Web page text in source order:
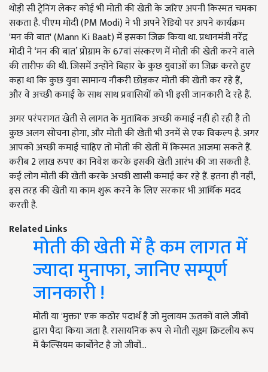
थोड़ी सी ट्रेनिंग लेकर कोई भी मोती की खेती के जरिए अपनी किस्मत चमका
सकता है. पीएम मोदी (PM Modi) ने भी अपने रेडियो पर अपने कार्यक्रम
'मन की बात' (Mann Ki Baat) में इसका जिक्र किया था. प्रधानमंत्री नरेंद्र
मोदी ने ‘मन की बात’ प्रोग्राम के 67वां संस्करण में मोती की खेती करने वाले
की तारीफ की थी. जिसमें उन्होंने बिहार के कुछ युवाओं का जिक्र करते हुए
कहा था कि कुछ युवा सामान्य नौकरी छोड़कर मोती की खेती कर रहे हैं,
और वे अच्छी कमाई के साथ साथ प्रवासियों को भी इसी जानकारी दे रहे हैं.
अगर परंपरागत खेती से लागत के मुताबिक अच्छी कमाई नहीं हो रही है तो
कुछ अलग सोचना होगा, और मोती की खेती भी उनमें से एक विकल्प है. अगर
आपको अच्छी कमाई चाहिए तो मोती की खेती में किस्मत आजमा सकते हैं.
करीब 2 लाख रुपए का निवेश करके इसकी खेती आरंभ की जा सकती है.
कई लोग मोती की खेती करके अच्छी खासी कमाई कर रहे हैं. इतना ही नहीं,
इस तरह की खेती या काम शुरू करने के लिए सरकार भी आर्थिक मदद
करती है.
Related Links
मोती की खेती में है कम लागत में
ज्यादा मुनाफा, जानिए सम्पूर्ण
जानकारी !
मोती या 'मुक्ता' एक कठोर पदार्थ है जो मुलायम ऊतकों वाले जीवों
द्वारा पैदा किया जता है. रासायनिक रूप से मोती सूक्ष्म क्रिटलीय रूप
में कैल्सियम कार्बोनेट है जो जीवों…